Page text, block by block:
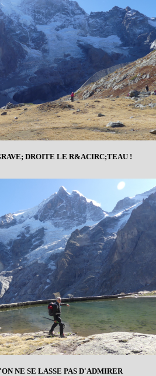
DROITE LE R&ACIRC;TEAU !
NE SE LASSE PAS D'ADMIRER